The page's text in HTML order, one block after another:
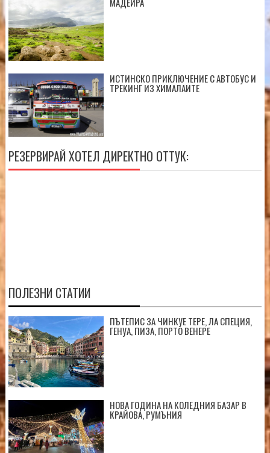
ИСТИНСКО ПРИКЛЮЧЕНИЕ С АВТОБУС И
ТРЕКИНГ ИЗ ХИМАЛАИТЕ
РЕЗЕРВИРАЙ ХОТЕЛ ДИРЕКТНО ОТТУК:
ПОЛЕЗНИ СТАТИИ
ПЪТЕПИС ЗА ЧИНКУЕ ТЕРЕ, ЛА СПЕЦИЯ,
ГЕНУА, ПИЗА, ПОРТО ВЕНЕРЕ
НОВА ГОДИНА НА КОЛЕДНИЯ БАЗАР В
КРАЙОВА, РУМЪНИЯ